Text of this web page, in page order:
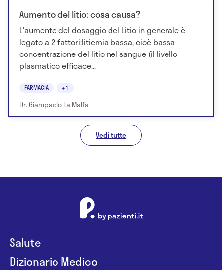
Aumento del litio: cosa causa?
L'aumento del dosaggio del Litio in generale è
legato a 2 fattori:litiemia bassa, cioè bassa
concentrazione del litio nel sangue (il livello
plasmatico efficace...
FARMACIA +1
Dr. Giampaolo La Malfa
Vedi tutte
Salute
Dizionario Medico